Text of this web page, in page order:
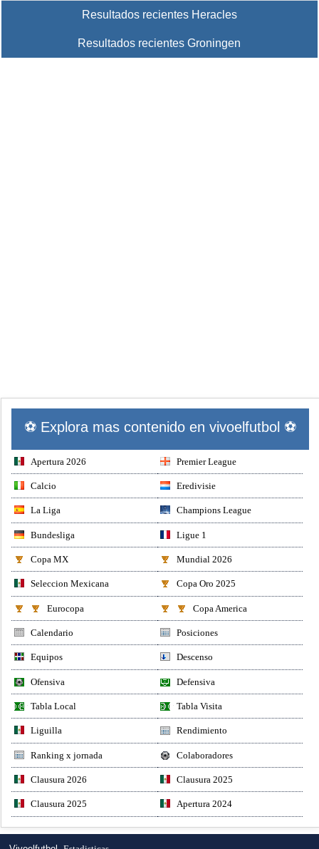
Resultados recientes Heracles
Resultados recientes Groningen
⚽ Explora mas contenido en vivoelfutbol ⚽
Apertura 2026 Premier League
Calcio Eredivisie
La Liga Champions League
Bundesliga Ligue 1
Copa MX Mundial 2026
Seleccion Mexicana Copa Oro 2025
Eurocopa Copa America
Calendario Posiciones
Equipos Descenso
Ofensiva Defensiva
Tabla Local Tabla Visita
Liguilla Rendimiento
Ranking x jornada Colaboradores
Clausura 2026 Clausura 2025
Clausura 2025 Apertura 2024